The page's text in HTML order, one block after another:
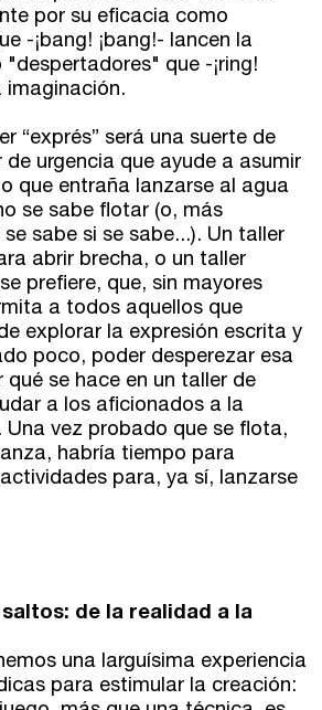
entlo.
626
20 horas
por su eficacia como
-¡bang! ¡bang!- lancen la
que -¡ring!
imaginación.
“exprés” será una suerte de
urgencia que ayude a asumir
que entraña lanzarse al agua
se sabe flotar (o, más
sabe si se sabe...). Un taller
abrir brecha, o un taller
prefiere, que, sin mayores
a todos aquellos que
explorar la expresión escrita y
poco, poder desperezar esa
se hace en un taller de
a los aficionados a la
Una vez probado que se flota,
habría tiempo para
para, ya sí, lanzarse
saltos: de la realidad a la
una larguísima experiencia
para estimular la creación: